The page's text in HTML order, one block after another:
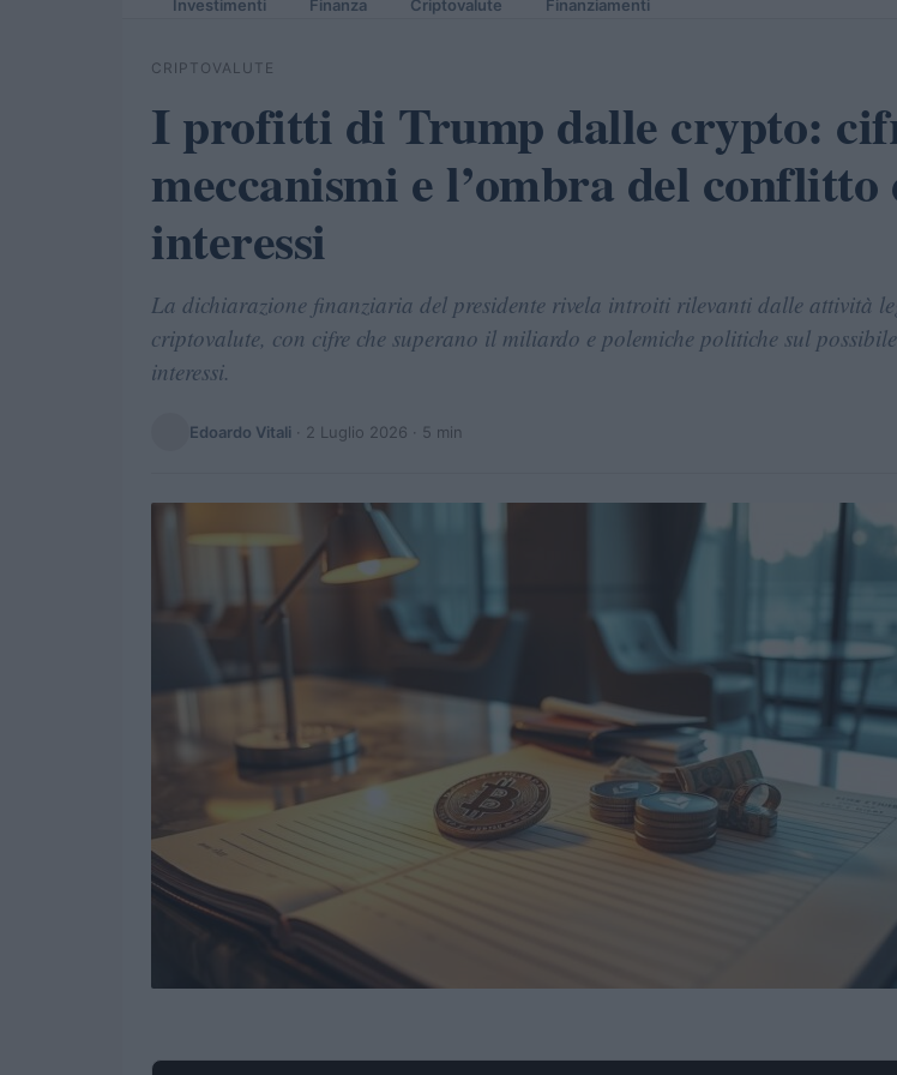
Investimenti Finanza Criptovalute Finanziamenti
CRIPTOVALUTE
I profitti di Trump dalle crypto:
meccanismi e l’ombra del conflitto
interessi
La dichiarazione finanziaria del presidente rivela introiti rilevanti dalle attività
criptovalute, con cifre che superano il miliardo e polemiche politiche sul
interessi.
Edoardo Vitali · 2 Luglio 2026 · 5 min